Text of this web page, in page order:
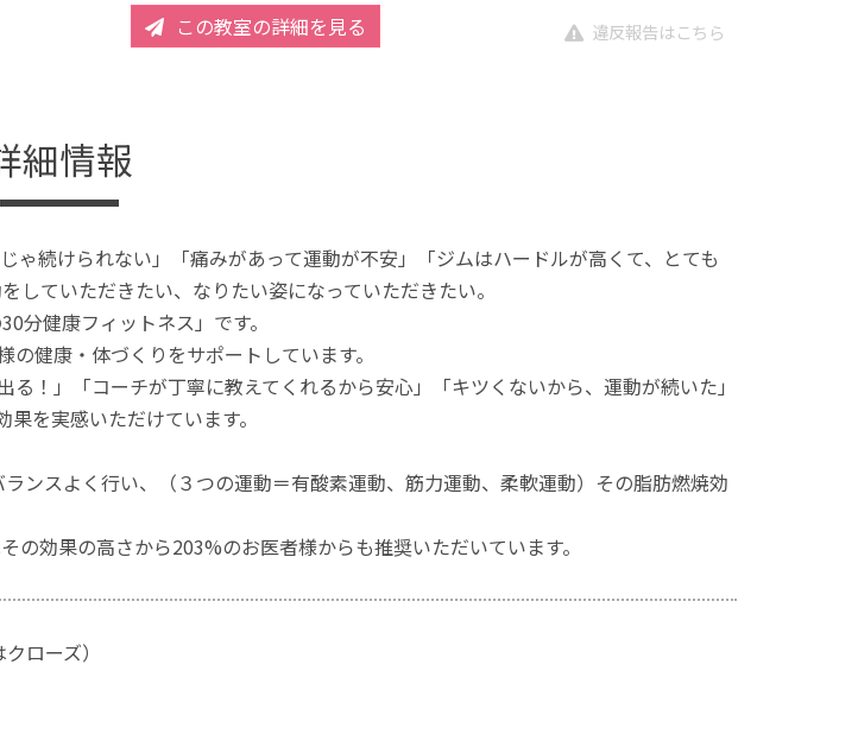
この教室の詳細を見る 違反報告はこちら
細情報
ゃ続けられない」「痛みがあって運動が不安」「ジムはハードルが高くて、とても
していただきたい、なりたい姿になっていただきたい。
分健康フィットネス」です。
健康・体づくりをサポートしています。
！」「コーチが丁寧に教えてくれるから安心」「キツくないから、運動が続いた」
を実感いただけています。
ンスよく行い、（３つの運動＝有酸素運動、筋力運動、柔軟運動）その脂肪燃焼効
の効果の高さから203%のお医者様からも推奨いただいています。
ローズ）